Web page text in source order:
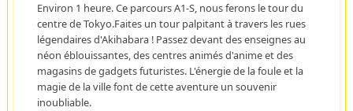
Environ 1 heure. Ce parcours A1-S, nous ferons le tour du
centre de Tokyo.Faites un tour palpitant à travers les rues
légendaires d'Akihabara ! Passez devant des enseignes au
néon éblouissantes, des centres animés d'anime et des
magasins de gadgets futuristes. L'énergie de la foule et la
magie de la ville font de cette aventure un souvenir
inoubliable.